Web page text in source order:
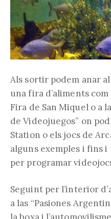
Als sortir podem anar
una fira d’aliments
Fira de San Miquel o a
de Videojuegos” on
Station o els jocs de
alguns exemples i fins
per programar
Seguint per l’interior
a las “Pasiones